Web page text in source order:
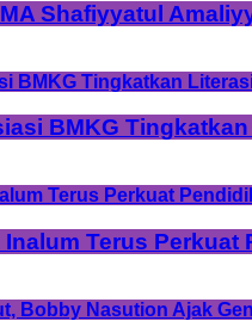
Shafiyyatul
BMKG
Terus